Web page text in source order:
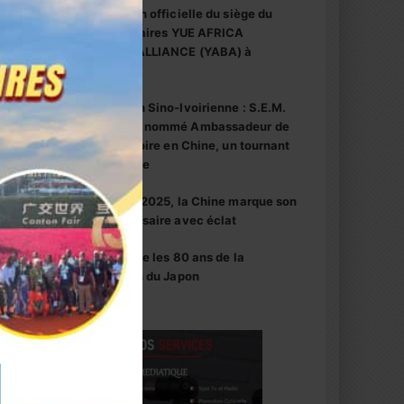
inauguration officielle du siège du
centre d’affaires YUE AFRICA
BUSINESS ALLIANCE (YABA) à
Coopération Sino-Ivoirienne : S.E.M.
Abou Dosso nommé Ambassadeur de
la Côte d’Ivoire en Chine, un tournant
diplomatique
1er octobre 2025, la Chine marque son
76e anniversaire avec éclat
La Chine fête les 80 ans de la
capitulation du Japon